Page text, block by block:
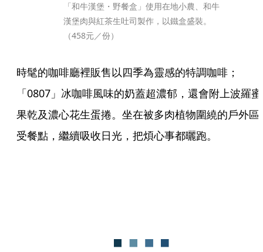
「和牛漢堡・野餐盒」使用在地小農、和牛
漢堡肉與紅茶生吐司製作，以鐵盒盛裝。
（458元／份）
時髦的咖啡廳裡販售以四季為靈感的特調咖啡；
「0807」冰咖啡風味的奶蓋超濃郁，還會附上波羅蜜
果乾及濃心花生蛋捲。坐在被多肉植物圍繞的戶外區
受餐點，繼續吸收日光，把煩心事都曬跑。